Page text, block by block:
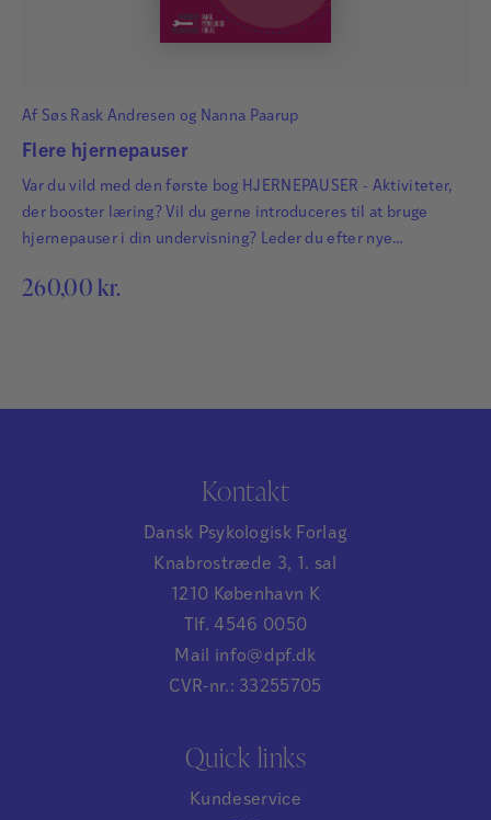
Af Søs Rask Andresen og Nanna Paarup
Flere hjernepauser
Var du vild med den første bog HJERNEPAUSER - Aktiviteter,
der booster læring? Vil du gerne introduceres til at bruge
hjernepauser i din undervisning? Leder du efter nye
komme godt fra start.
260,00 kr.
Kontakt
Dansk Psykologisk Forlag
Knabrostræde 3, 1. sal
1210 København K
Tlf. 4546 0050
Mail info@dpf.dk
CVR-nr.: 33255705
Quick links
Kundeservice